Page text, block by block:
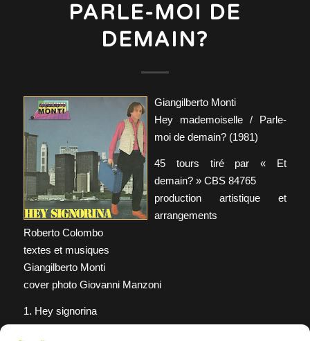
PARLE-MOI DE
DEMAIN?
Giangilberto Monti
Hey mademoiselle / Parle-
moi de demain? (1981)
45 tours tiré par « Et
demain? » CBS 84765
production artistique et
arrangements
Roberto Colombo
textes et musiques
Giangilberto Monti
cover photo Giovanni Manzoni
1. Hey signorina
(Hey mademoiselle)